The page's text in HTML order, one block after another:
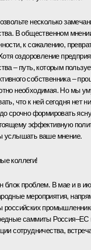
несколько
В общественном
к сожалению,
оздоровление
– путь, которым
собственника –
необходимая. Но мы
что к ней сегодня нет
срочно формировать
эффективную
услышать ваше мнение.
коллеги!
блок проблем. В мае и в
мероприятия,
российских
саммиты Россия–ЕС
сотрудничества,